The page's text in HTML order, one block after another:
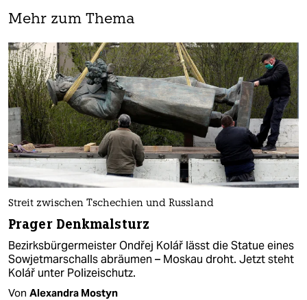
Mehr zum Thema
Streit zwischen Tschechien und Russland
Prager Denkmalsturz
Bezirksbürgermeister Ondřej Kolář lässt die Statue eines
Sowjetmarschalls abräumen – Moskau droht. Jetzt steht
Kolář unter Polizeischutz.
Von Alexandra Mostyn